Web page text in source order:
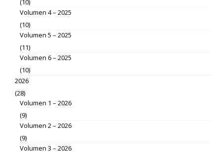
(10)
Volumen 4 – 2025
(10)
Volumen 5 – 2025
(11)
Volumen 6 – 2025
(10)
2026
(28)
Volumen 1 – 2026
(9)
Volumen 2 – 2026
(9)
Volumen 3 – 2026